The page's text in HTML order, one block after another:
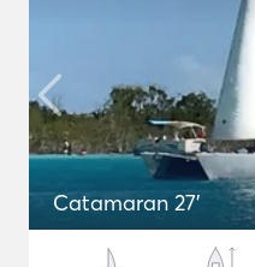
Catamaran 27'